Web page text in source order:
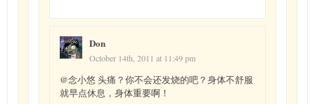
Don
October 14th, 2011 at 11:49 pm
@念小悠 头痛？你不会还发烧的吧？身体不舒服
就早点休息，身体重要啊！